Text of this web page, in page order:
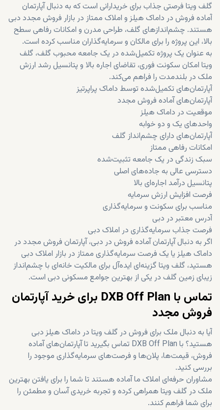
گلف ویتا فرصتی جذاب برای خریدارانی است که به دنبال آپارتمان
آماده فروش در داماک هیلز و املاک ممتاز در بازار فروش مجدد دبی
هستند. چشم‌اندازهای گلف، طراحی مدرن و امکانات رفاهی سطح
بالا، این پروژه را برای مالکان و سرمایه‌گذاران مناسب کرده است.
به عنوان یک پروژه تکمیل‌شده در یک جامعه محبوب گلف، گلف
ویتا امکان سکونت فوری، تقاضای اجاره بالا و پتانسیل رشد ارزش
ملک در بلندمدت را فراهم می‌کند.
آپارتمان‌های تکمیل‌شده توسط داماک پراپرتیز
آپارتمان‌های آماده فروش مجدد
موقعیت در داماک هیلز
واحدهای یک و دو خوابه
آپارتمان‌های دارای چشم‌انداز گلف
امکانات رفاهی ممتاز
سبک زندگی در یک جامعه تثبیت‌شده
دسترسی عالی به جاده‌های اصلی
پتانسیل درآمد اجاره‌ای بالا
فرصت افزایش ارزش سرمایه
مناسب برای سکونت و سرمایه‌گذاری
آدرس معتبر در دبی
فرصت جذاب سرمایه‌گذاری در املاک دبی
اگر به دنبال آپارتمان آماده فروش در دبی، آپارتمان فروش مجدد در
داماک هیلز یا یک فرصت سرمایه‌گذاری ممتاز در بازار املاک دبی
هستید، گلف ویتا گزینه‌ای ایده‌آل برای مالکیت خانه‌ای با چشم‌انداز
زیبای زمین گلف در یکی از بهترین جوامع مسکونی دبی است.
تماس با DXB Off Plan برای خرید آپارتمان
فروش مجدد
آیا به دنبال ملک برای فروش در گلف ویتا در داماک هیلز دبی
هستید؟ با DXB Off Plan تماس بگیرید تا آپارتمان‌های آماده
فروش، قیمت‌ها، پلان‌ها و فرصت‌های سرمایه‌گذاری موجود را
بررسی کنید.
مشاوران حرفه‌ای املاک ما آماده هستند تا شما را برای یافتن بهترین
ملک در گلف ویتا همراهی کرده و تجربه خریدی آسان و مطمئن را
برای شما فراهم کنند.